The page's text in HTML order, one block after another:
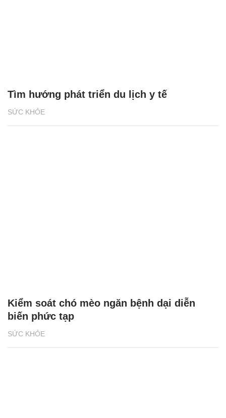
SỨC KHỎE
Tìm hướng phát triển du lịch y tế
SỨC KHỎE
Kiểm soát chó mèo ngăn bệnh dại diễn
biến phức tạp